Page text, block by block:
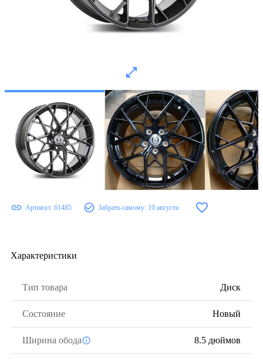
Артикул: 61485 Забрать самому: 10 августа
Характеристики
Тип товара Диск
Состояние Новый
Ширина обода 8.5 дюймов